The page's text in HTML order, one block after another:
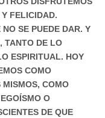
FELICIDAD.
SE PUEDE DAR. Y
TANTO DE LO
ESPIRITUAL. HOY
COMO
MISMOS, COMO
O
DE QUE